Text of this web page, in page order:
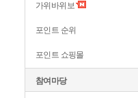
가위바위보
포인트 순위
포인트 쇼핑몰
참여마당